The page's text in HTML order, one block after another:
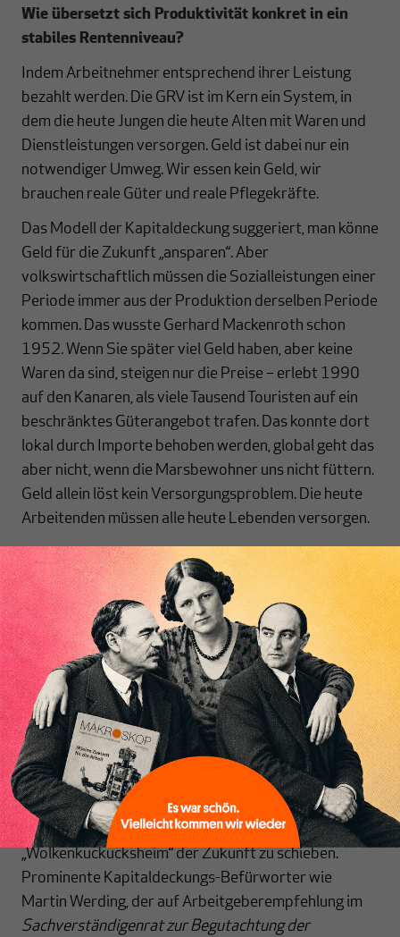
Inhaltsverzeichnis
Wie übersetzt sich Produktivität konkret in ein
stabiles Rentenniveau?
Indem Arbeitnehmer entsprechend ihrer Leistung
bezahlt werden. Die GRV ist im Kern ein System, in
dem die heute Jungen die heute Alten mit Waren und
Dienstleistungen versorgen. Geld ist dabei nur ein
notwendiger Umweg. Wir essen kein Geld, wir
brauchen reale Güter und reale Pflegekräfte.
Das Modell der Kapitaldeckung suggeriert, man könne
Geld für die Zukunft „ansparen“. Aber
volkswirtschaftlich müssen die Sozialleistungen einer
Periode immer aus der Produktion derselben Periode
kommen. Das wusste Gerhard Mackenroth schon
1952. Wenn Sie später viel Geld haben, aber keine
Waren da sind, steigen nur die Preise – erlebt 1990
auf den Kanaren, als viele Tausend Touristen auf ein
beschränktes Güterangebot trafen. Das konnte dort
lokal durch Importe behoben werden, global geht das
aber nicht, wenn die Marsbewohner uns nicht füttern.
Geld allein löst kein Versorgungsproblem. Die heute
Arbeitenden müssen alle heute Lebenden versorgen.
Sie kritisieren das Modell der Aktienrente, wie sie
Ex-Finanzminister Christian Lindner vehement
forderte. Aber auch Kanzler Friedrich Merz will
einen "Paradigmenwechsel" hin zu einer
kapitalgedeckten Altersvorsorge. Wo liegen aus
Ihrer Sicht die größten Gefahren einer verstärkten
Kapitaldeckung?
Erstens: Man investiert spekulativ in einen instabilen
Markt. Eine einzige Krise kann eine ganze
Rentnergeneration in die Armut treiben. Zweitens
entzieht man der heutigen Wirtschaft Kaufkraft, also
Nachfrage, um sie in ein spekulatives
„Wolkenkuckucksheim“ der Zukunft zu schieben.
Prominente Kapitaldeckungs-Befürworter wie
Martin Werding, der auf Arbeitgeberempfehlung im
Sachverständigenrat zur Begutachtung der